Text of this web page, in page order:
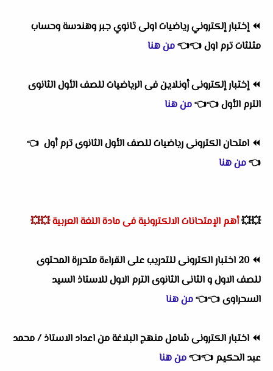
⏪إختبار إلكتروني رياضيات اولى ثانوي جبر وهندسة وحساب
مثلثات ترم اول👈
👈من هنا
⏪إختبار إلكترونى أونلاين فى الرياضيات للصف الأول الثانوى
الترم الأول👈
👈من هنا
⏪ امتحان الكترونى رياضيات للصف الأول الثانوى ترم أول 👈
👈من هنا
💥💥أهم الإمتحانات الالكترونية فى مادة اللغة العربية💥💥
⏪
20 اختبار الكترونى للتدريب على القراءة متحررة المحتوى
للصف الاول و الثانى الثانوى الترم الاول للاستاذ السيد
السحراوى👈
👈من هنا
⏪ اختبار الكترونى شامل منهج البلاغة من اعداد الاستاذ / محمد
عبد الحكيم 👈
👈من هنا